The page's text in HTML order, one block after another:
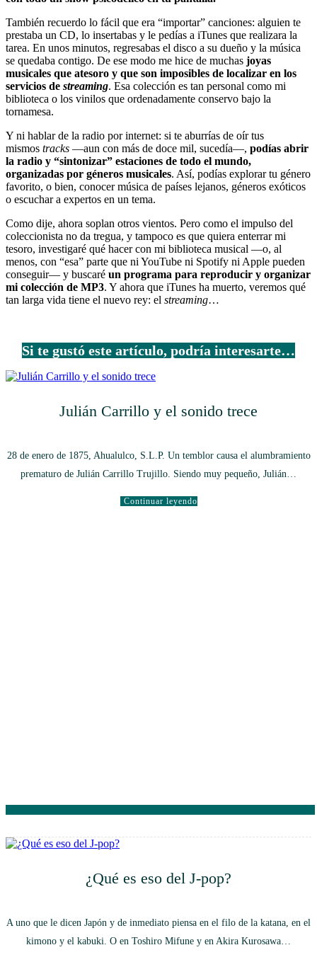
También recuerdo lo fácil que era “importar” canciones: alguien te
prestaba un CD, lo insertabas y le pedías a iTunes que realizara la
tarea. En unos minutos, regresabas el disco a su dueño y la música
se quedaba contigo. De ese modo me hice de muchas joyas
musicales que atesoro y que son imposibles de localizar en los
servicios de streaming. Esa colección es tan personal como mi
biblioteca o los vinilos que ordenadamente conservo bajo la
tornamesa.
Y ni hablar de la radio por internet: si te aburrías de oír tus
mismos tracks —aun con más de doce mil, sucedía—, podías abrir
la radio y “sintonizar” estaciones de todo el mundo,
organizadas por géneros musicales. Así, podías explorar tu género
favorito, o bien, conocer música de países lejanos, géneros exóticos
o escuchar a expertos en un tema.
Como dije, ahora soplan otros vientos. Pero como el impulso del
coleccionista no da tregua, y tampoco es que quiera enterrar mi
tesoro, investigaré qué hacer con mi biblioteca musical —o, al
menos, con “esa” parte que ni YouTube ni Spotify ni Apple pueden
conseguir— y buscaré un programa para reproducir y organizar
mi colección de MP3. Y ahora que iTunes ha muerto, veremos qué
tan larga vida tiene el nuevo rey: el streaming…
Si te gustó este artículo, podría interesarte…
Julián Carrillo y el sonido trece
28 de enero de 1875, Ahualulco, S.L.P. Un temblor causa el alumbramiento
prematuro de Julián Carrillo Trujillo. Siendo muy pequeño, Julián…
Continuar leyendo
¿Qué es eso del J-pop?
A uno que le dicen Japón y de inmediato piensa en el filo de la katana, en el
kimono y el kabuki. O en Toshiro Mifune y en Akira Kurosawa…